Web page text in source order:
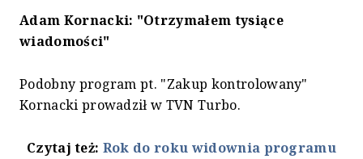
Adam Kornacki: "Otrzymałem tysiące
wiadomości"
Podobny program pt. "Zakup kontrolowany"
Kornacki prowadził w TVN Turbo.
Czytaj też: Rok do roku widownia programu